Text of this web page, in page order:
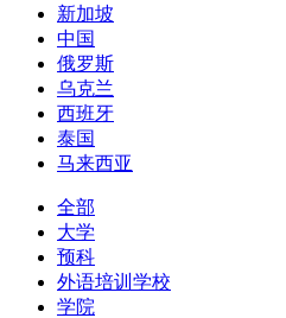
新加坡
中国
俄罗斯
乌克兰
西班牙
泰国
马来西亚
全部
大学
预科
外语培训学校
学院